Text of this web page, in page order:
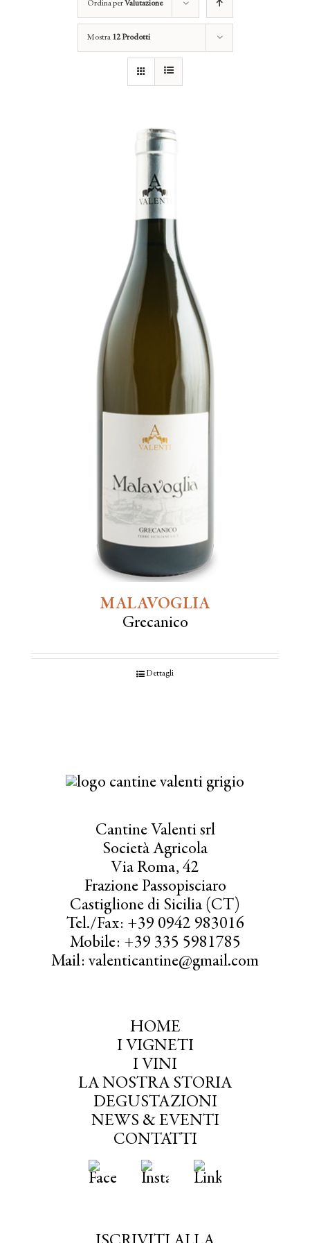
Ordina perValutazione
Mostra 12 Prodotti
MALAVOGLIA
Grecanico
Dettagli
Cantine Valenti srl
Società Agricola
Via Roma, 42
Frazione Passopisciaro
Castiglione di Sicilia (CT)
Tel./Fax: +39 0942 983016
Mobile: +39 335 5981785
Mail: valenticantine@gmail.com
HOME
I VIGNETI
I VINI
LA NOSTRA STORIA
DEGUSTAZIONI
NEWS & EVENTI
CONTATTI